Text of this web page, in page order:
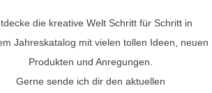
die kreative Welt Schritt für Schritt in
Jahreskatalog mit vielen tollen Ideen, neuen
Produkten und Anregungen.
Gerne sende ich dir den aktuellen